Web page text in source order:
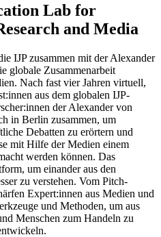
Lab for
and Media
IJP zusammen mit der Alexander
globale Zusammenarbeit
Nach fast vier Jahren virtuell,
aus dem globalen IJP-
der Alexander von
in Berlin zusammen, um
Debatten zu erörtern und
mit Hilfe der Medien einem
werden können. Das
um einander aus den
zu verstehen. Vom Pitch-
Expert:innen aus Medien und
und Methoden, um aus
Menschen zum Handeln zu